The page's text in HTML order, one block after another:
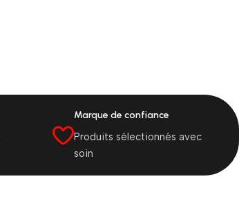
Marque de confiance
Produits sélectionnés avec
soin